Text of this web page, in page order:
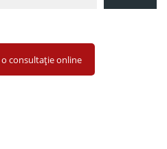
consultație online